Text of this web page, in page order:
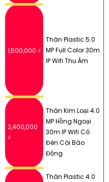
1,500,000 ₫
Thân Plastic 5.0
MP Full Color 30m
IP Wifi Thu Âm
2,400,000
₫
Thân Kim Loại 4.0
MP Hồng Ngoại
30m IP Wifi Có
Đèn Còi Báo
Động
Thân Plastic 4.0